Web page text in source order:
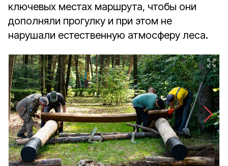
ключевых местах маршрута, чтобы они
дополняли прогулку и при этом не
нарушали естественную атмосферу леса.